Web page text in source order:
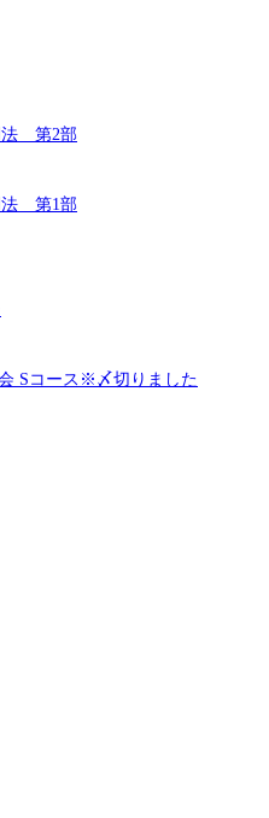
法 第2部
法 第1部
Sコース※〆切りました